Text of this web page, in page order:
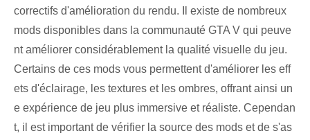
correctifs d'amélioration du rendu. Il existe de nombreux
mods disponibles dans la communauté GTA V qui peuve
nt améliorer considérablement la qualité visuelle du jeu.
Certains de ces mods vous permettent d'améliorer les eff
ets d'éclairage, les textures et les ombres, offrant ainsi un
e expérience de jeu plus immersive et réaliste. Cependan
t, il est important de vérifier la source des mods et de s'as